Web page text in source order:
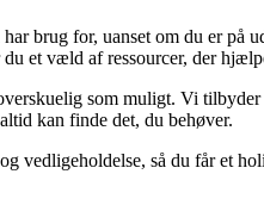
brug for, uanset om du er på
et væld af ressourcer, der
som muligt. Vi
kan finde det, du behøver.
vedligeholdelse, så du får et